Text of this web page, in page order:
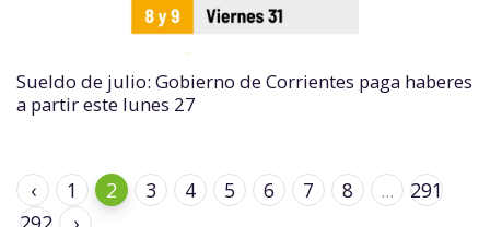
Sueldo de julio: Gobierno de Corrientes paga haberes
a partir este lunes 27
‹ 1 2 3 4 5 6 7 8 ...
291